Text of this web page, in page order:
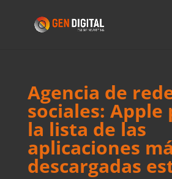
Agencia de
sociales: Apple
la lista de las
aplicaciones
descargadas